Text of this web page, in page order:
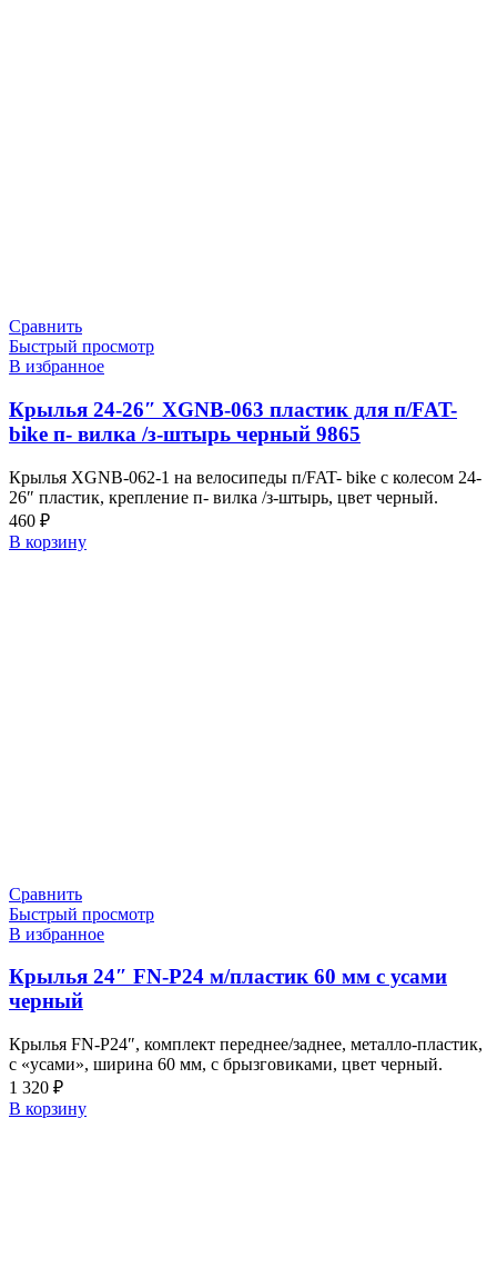
Сравнить
Быстрый просмотр
В избранное
Крылья 24-26″ XGNB-063 пластик для п/FAT-
bike п- вилка /з-штырь черный 9865
Крылья XGNB-062-1 на велосипеды п/FAT- bike с колесом 24-
26″ пластик, крепление п- вилка /з-штырь, цвет черный.
460 ₽
В корзину
Сравнить
Быстрый просмотр
В избранное
Крылья 24″ FN-P24 м/пластик 60 мм с усами
черный
Крылья FN-P24″, комплект переднее/заднее, металло-пластик,
с «усами», ширина 60 мм, с брызговиками, цвет черный.
1 320 ₽
В корзину